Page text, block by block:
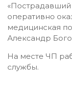
«Пострадавший
оперативно
медицинская
Александр
На месте ЧП
службы.